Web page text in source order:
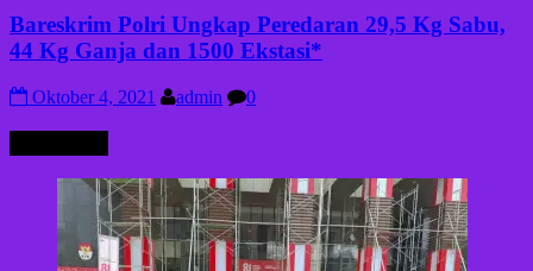
Bareskrim Polri Ungkap Peredaran 29,5 Kg Sabu,
44 Kg Ganja dan 1500 Ekstasi*
Oktober 4, 2021 admin 0